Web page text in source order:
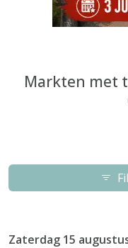
Markten met
Zaterdag 15